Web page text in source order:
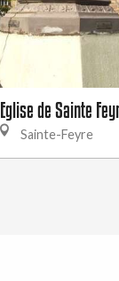
Eglise de Sainte
Sainte-Feyre